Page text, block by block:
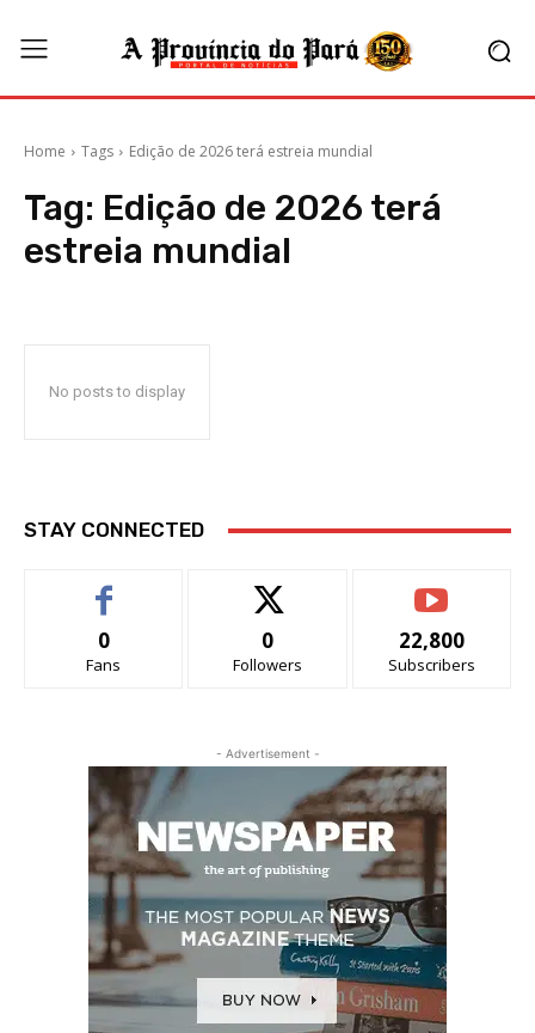
Home Tags Edição de 2026 terá estreia mundial
Tag: Edição de 2026 terá
estreia mundial
No posts to display
STAY CONNECTED
0
Fans
0
Followers
22,800
Subscribers
- Advertisement -